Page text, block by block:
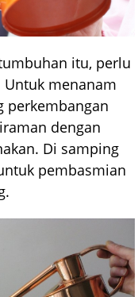
itu, perlu
menanam
perkembangan
dengan
Di samping
pembasmian